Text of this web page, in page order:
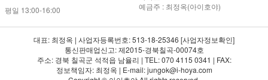
평일 13:00-16:00
예금주 : 최정옥(아이호야)
대표: 최정옥 | 사업자등록번호: 513-18-25346 [사업자정보확인]
통신판매업신고: 제2015-경북칠곡-00074호
주소: 경북 칠곡군 석적읍 남율리 | TEL: 070 4115 0341 | FAX:
정보책임자: 최정옥 | E-mail: jungok@i-hoya.com